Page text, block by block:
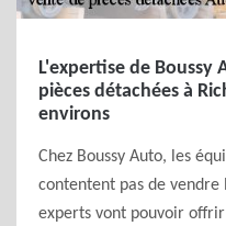
L'expertise de Boussy
pièces détachées à
environs
Chez Boussy Auto, les
contentent pas de vendre
experts vont pouvoir